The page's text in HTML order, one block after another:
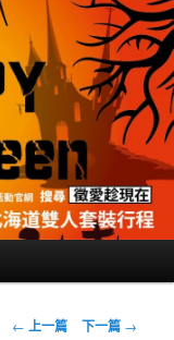
瀏覽文章
← 上一篇 下一篇 →